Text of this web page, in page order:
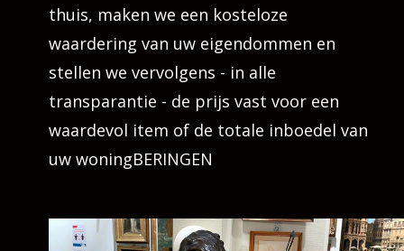
thuis, maken we een kosteloze
waardering van uw eigendommen en
stellen we vervolgens - in alle
transparantie - de prijs vast voor een
waardevol item of de totale inboedel van
uw woningBERINGEN